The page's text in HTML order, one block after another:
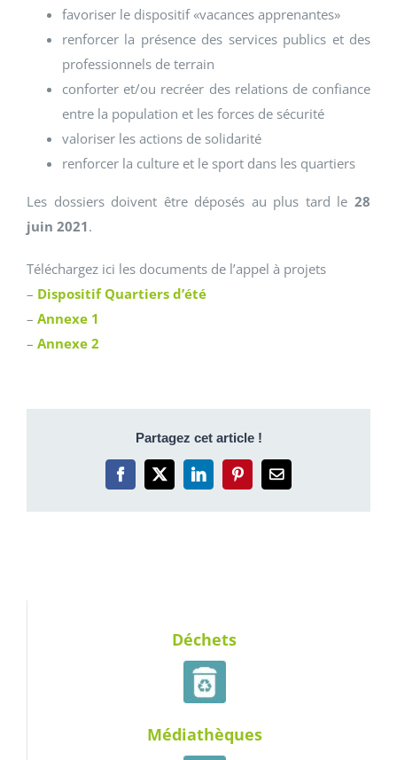
favoriser le dispositif «vacances apprenantes»
renforcer la présence des services publics et des
professionnels de terrain
conforter et/ou recréer des relations de confiance
entre la population et les forces de sécurité
valoriser les actions de solidarité
renforcer la culture et le sport dans les quartiers
Les dossiers doivent être déposés au plus tard le 28
juin 2021.
Téléchargez ici les documents de l’appel à projets
– Dispositif Quartiers d’été
– Annexe 1
– Annexe 2
Partagez cet article !
Facebook
X LinkedInPinterestEmail
Déchets
Médiathèques